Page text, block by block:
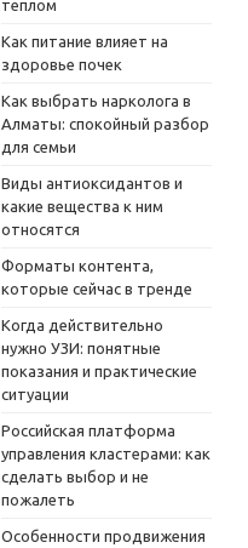
теплом
Как питание влияет на
здоровье почек
Как выбрать нарколога в
Алматы: спокойный разбор
для семьи
Виды антиоксидантов и
какие вещества к ним
относятся
Форматы контента,
которые сейчас в тренде
Когда действительно
нужно УЗИ: понятные
показания и практические
ситуации
Российская платформа
управления кластерами: как
сделать выбор и не
пожалеть
Особенности продвижения